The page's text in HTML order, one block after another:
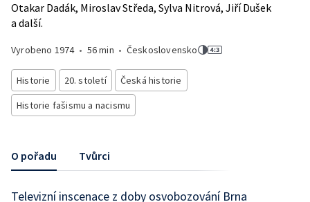
Otakar Dadák, Miroslav Středa, Sylva Nitrová, Jiří Dušek
a další.
Vyrobeno 1974• 56 min • Československo
Historie 20. století
Česká historie
Historie fašismu a nacismu
O pořadu Tvůrci
Televizní inscenace z doby osvobozování Brna